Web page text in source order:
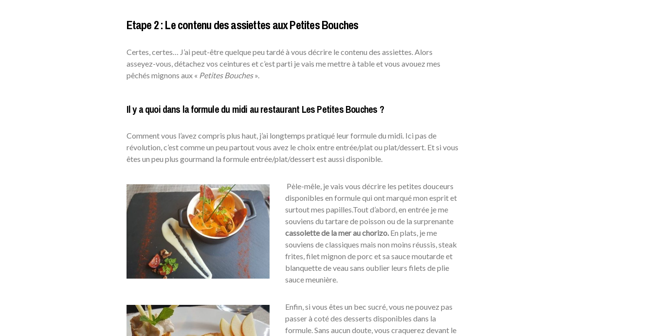
Etape 2 : Le contenu des assiettes aux Petites Bouches
Certes, certes… J’ai peut-être quelque peu tardé à vous décrire le contenu des assiettes. Alors
asseyez-vous, détachez vos ceintures et c’est parti je vais me mettre à table et vous avouez mes
pêchés mignons aux « Petites Bouches».
Il y a quoi dans la formule du midi au restaurant Les Petites Bouches ?
Comment vous l’avez compris plus haut, j’ai longtemps pratiqué leur formule du midi. Ici pas de
révolution, c’est comme un peu partout vous avez le choix entre entrée/plat ou plat/dessert. Et si vous
êtes un peu plus gourmand la formule entrée/plat/dessert est aussi disponible.
Pèle-mêle, je vais vous décrire les petites douceurs
disponibles en formule qui ont marqué mon esprit et
surtout mes papilles.Tout d’abord, en entrée je me
souviens du tartare de poisson ou de la surprenante
cassolette de la mer au chorizo.En plats, je me
souviens de classiques mais non moins réussis, steak
frites, filet mignon de porc et sa sauce moutarde et
blanquette de veau sans oublier leurs filets de plie
sauce meunière.
Enfin, si vous êtes un bec sucré, vous ne pouvez pas
passer à coté des desserts disponibles dans la
formule. Sans aucun doute, vous craquerez devant le